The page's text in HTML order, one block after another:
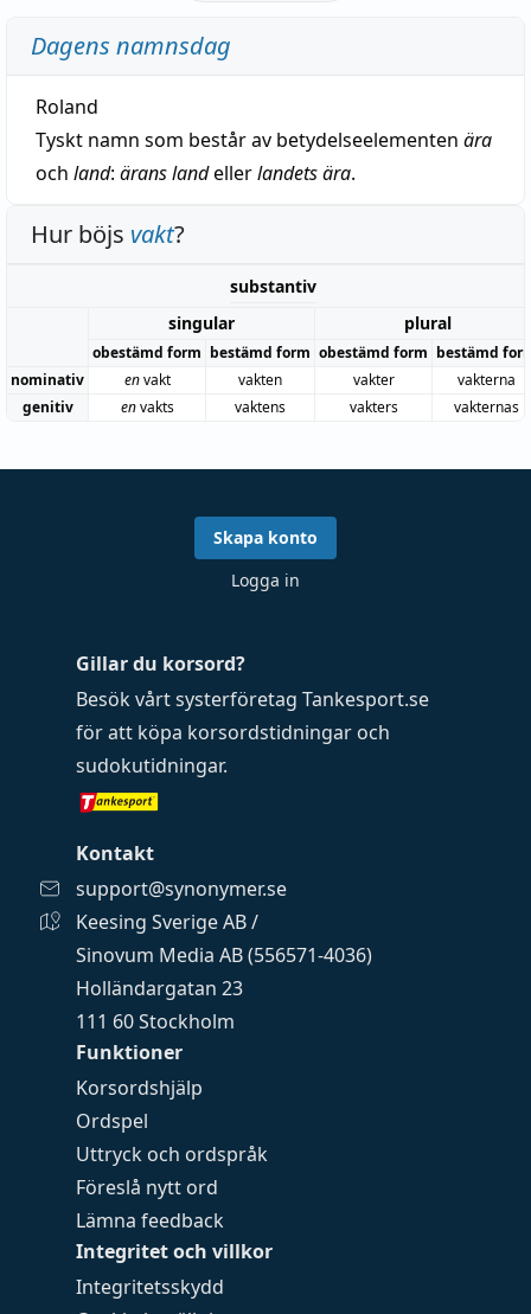
Dagens namnsdag
Roland
Tyskt namn som består av betydelseelementen ära
och land: ärans landellerlandets ära.
Hur böjs vakt?
substantiv
singular
plural
obestämd form bestämd form obestämd form bestämd
nominativ
envakt vakten vakter
vakterna
genitiv
envakts vaktens vakters vakternas
Funktioner
Korsordshjälp
Ordspel
Uttryck och ordspråk
Föreslå nytt ord
Lämna feedback
Integritet och villkor
Integritetsskydd
Gillar du korsord?
Besök vårt systerföretag Tankesport.se
för att köpa korsordstidningar och
sudokutidningar.
Kontakt
support@synonymer.se
Keesing Sverige AB /
Sinovum Media AB (556571-4036)
Holländargatan 23
111 60 Stockholm
Skapa konto
Logga in